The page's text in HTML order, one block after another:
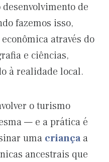
de
fazemos isso,
através do
e ciências,
à realidade local.
o turismo
— e a prática é
uma criança a
ancestrais que